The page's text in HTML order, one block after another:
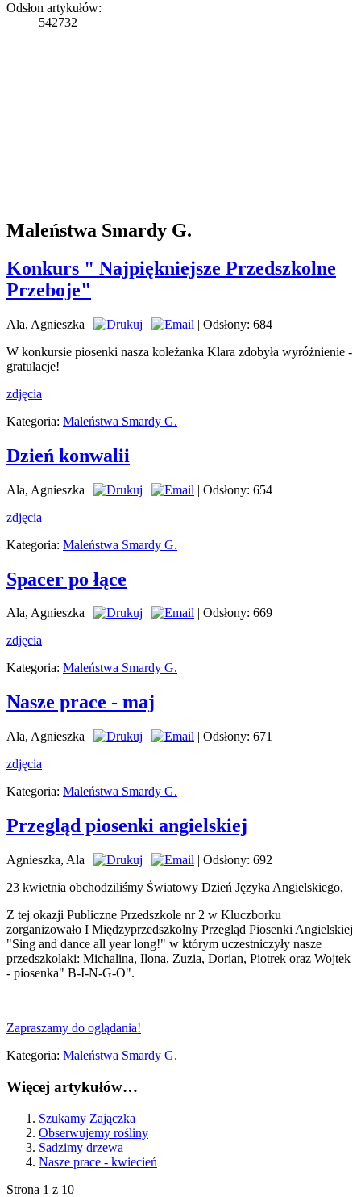
Odsłon artykułów:
542732
Maleństwa Smardy G.
Konkurs " Najpiękniejsze Przedszkolne
Przeboje"
Ala, Agnieszka | |
| Odsłony: 684
W konkursie piosenki nasza koleżanka Klara zdobyła wyróżnienie -
gratulacje!
zdjęcia
Kategoria: Maleństwa Smardy G.
Dzień konwalii
Ala, Agnieszka | |
| Odsłony: 654
zdjęcia
Kategoria: Maleństwa Smardy G.
Spacer po łące
Ala, Agnieszka | |
| Odsłony: 669
zdjęcia
Kategoria: Maleństwa Smardy G.
Nasze prace - maj
Ala, Agnieszka | |
| Odsłony: 671
zdjęcia
Kategoria: Maleństwa Smardy G.
Przegląd piosenki angielskiej
Agnieszka, Ala | |
| Odsłony: 692
23 kwietnia obchodziliśmy Światowy Dzień Języka Angielskiego,
Z tej okazji Publiczne Przedszkole nr 2 w Kluczborku
zorganizowało I Międzyprzedszkolny Przegląd Piosenki Angielskiej
"Sing and dance all year long!" w którym uczestniczyły nasze
przedszkolaki: Michalina, Ilona, Zuzia, Dorian, Piotrek oraz Wojtek
- piosenka" B-I-N-G-O".
Zapraszamy do oglądania!
Kategoria: Maleństwa Smardy G.
Więcej artykułów…
Szukamy Zajączka
Obserwujemy rośliny
Sadzimy drzewa
Nasze prace - kwiecień
Strona 1 z 10